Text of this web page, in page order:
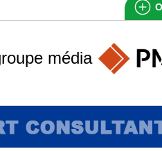
média